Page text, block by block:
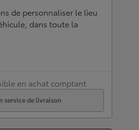
de personnaliser le lieu
dans toute la
en achat comptant
service de livraison